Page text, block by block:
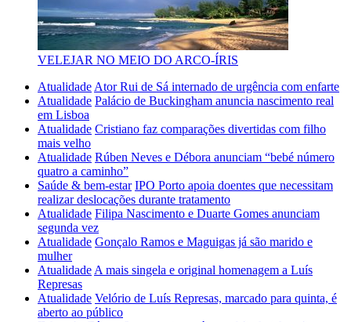
VELEJAR NO MEIO DO ARCO-ÍRIS
Atualidade Ator Rui de Sá internado de urgência com enfarte
Atualidade Palácio de Buckingham anuncia nascimento real
em Lisboa
Atualidade Cristiano faz comparações divertidas com filho
mais velho
Atualidade Rúben Neves e Débora anunciam “bebé número
quatro a caminho”
Saúde & bem-estar IPO Porto apoia doentes que necessitam
realizar deslocações durante tratamento
Atualidade Filipa Nascimento e Duarte Gomes anunciam
segunda vez
Atualidade Gonçalo Ramos e Maguigas já são marido e
mulher
Atualidade A mais singela e original homenagem a Luís
Represas
Atualidade Velório de Luís Represas, marcado para quinta, é
aberto ao público